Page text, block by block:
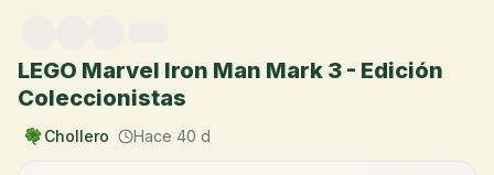
LEGO Marvel Iron Man Mark 3 - Edición
Coleccionistas
Chollero Hace 40 d